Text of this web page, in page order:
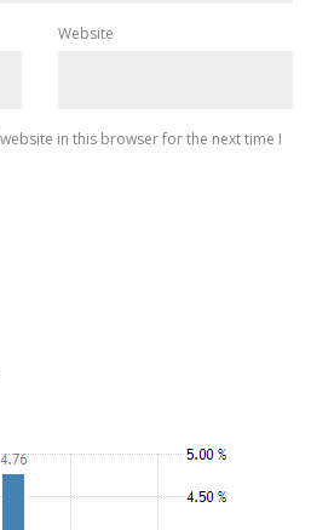
Website
in this browser for the next time I